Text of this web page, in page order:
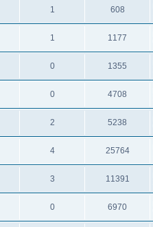
1 608
1 1177
0 1355
0 4708
2 5238
4 25764
3 11391
0 6970